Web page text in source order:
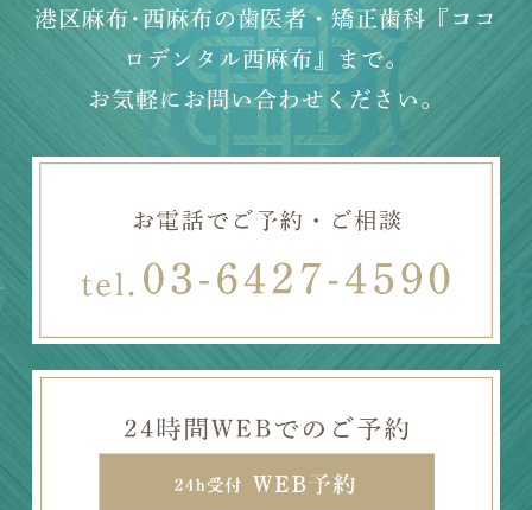
港区麻布･西麻布の歯医者・矯正歯科『ココ
ロデンタル西麻布』まで。
お気軽にお問い合わせください。